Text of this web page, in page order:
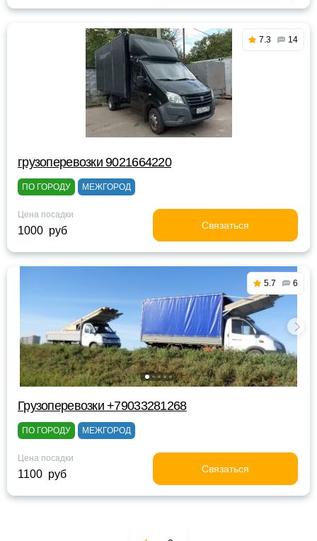
7.3 14
грузоперевозки 9021664220
ПО ГОРОДУ МЕЖГОРОД
Цена посадки
1000 руб Связаться
5.7 6
Грузоперевозки +79033281268
ПО ГОРОДУ МЕЖГОРОД
Цена посадки
1100 руб Связаться